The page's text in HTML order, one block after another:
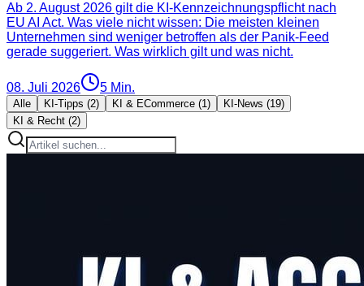
Ab 2. August 2026 gilt die KI-Kennzeichnungspflicht nach
EU AI Act. Was viele nicht wissen: Die meisten kleinen
Unternehmen sind weniger betroffen als der Panik-Feed
gerade suggeriert. Was wirklich gilt und was nicht.
08. Juli 2026 5 Min.
Alle KI-Tipps (2) KI & ECommerce (1) KI-News (19)
KI & Recht (2)